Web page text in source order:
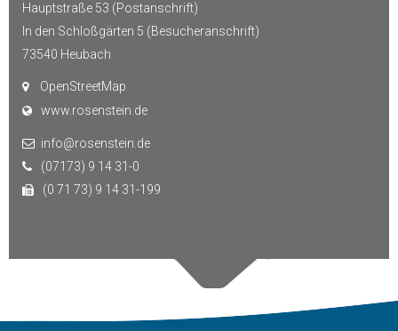
Hauptstraße 53 (Postanschrift)
In den Schloßgärten 5 (Besucheranschrift)
73540 Heubach
OpenStreetMap
www.rosenstein.de
info@rosenstein.de
(07173) 9 14 31-0
(0 71 73) 9 14 31-199